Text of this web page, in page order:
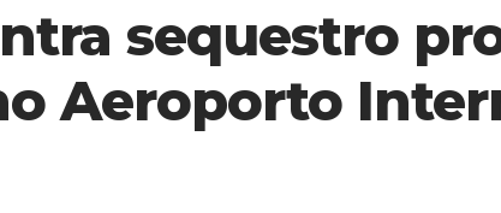
sequestro
Aeroporto